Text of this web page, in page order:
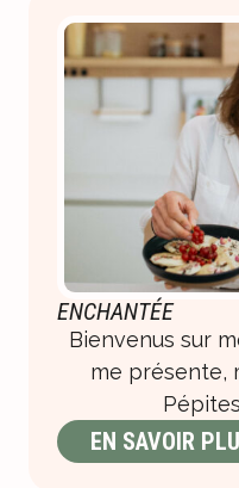
ENCHANTÉE
Bienvenus sur
me présente,
EN SAVOIR